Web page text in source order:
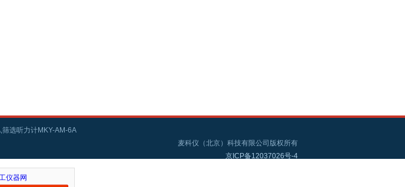
选听力计MKY-AM-6A
麦科仪（北京）科技有限公司版权所有
京ICP备12037026号-4
仪器网